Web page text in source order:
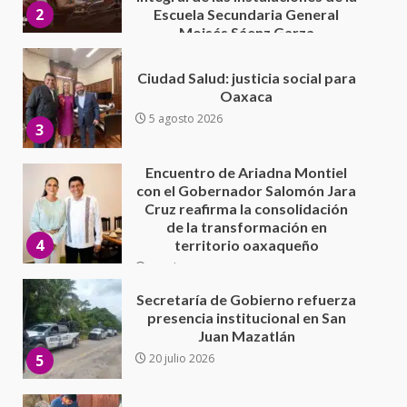
3
5 agosto 2026
4
con el Gobernador Salomón Jara
Cruz reafirma la consolidación
de la transformación en
5
Secretaría de Gobierno refuerza
presencia institucional en San
Juan Mazatlán
20 julio 2026
6
Sanciona Municipio de Oaxaca
de Juárez caso de maltrato
animal tras denuncia ciudadana
16 julio 2026